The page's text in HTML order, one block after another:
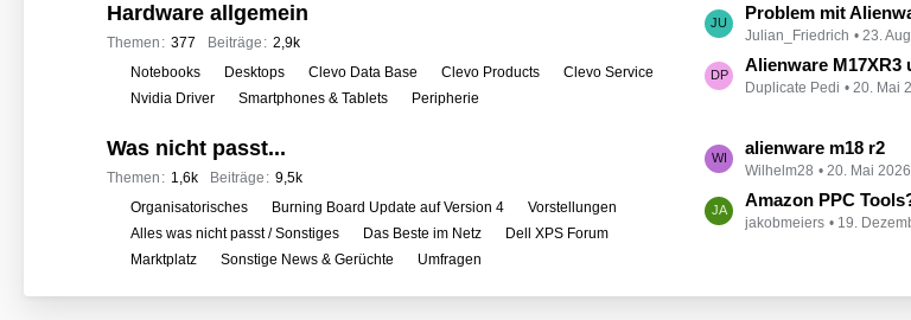
t
r
ä
f
o
Hardware allgemein
Themen 377 Beiträge 2,9k
L
e
t
z
e
B
e
i
ä
Problem mit Alienware M17x
Julian_Friedrich 23.
Alienware M17XR3
Duplicate Pedi 20. Mai
e
r
Notebooks Desktops Clevo Data Base Clevo Products
Clevo Service
Nvidia Driver
Smartphones & Tablets Peripherie
Was nicht passt...
Themen 1,6k Beiträge 9,5k
L
e
t
z
alienware m18 r2
Wilhelm28 20. Mai
Amazon PPC
jakobmeiers 19.
Organisatorisches Burning Board Update auf Version 4
Vorstellungen
Alles was nicht passt / Sonstiges
Das Beste im Netz
Dell XPS Forum
Marktplatz
Sonstige News & Gerüchte Umfragen